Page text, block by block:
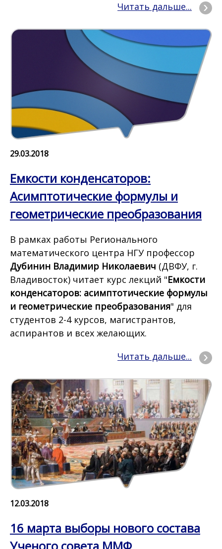
Читать дальше...
29.03.2018
Емкости конденсаторов:
Асимптотические формулы и
геометрические преобразования
В рамках работы Регионального
математического центра НГУ профессор
Дубинин Владимир Николаевич (ДВФУ, г.
Владивосток) читает курс лекций "Емкости
конденсаторов: асимптотические формулы
и геометрические преобразования" для
студентов 2-4 курсов, магистрантов,
аспирантов и всех желающих.
Читать дальше...
12.03.2018
16 марта выборы нового состава
Ученого совета ММФ